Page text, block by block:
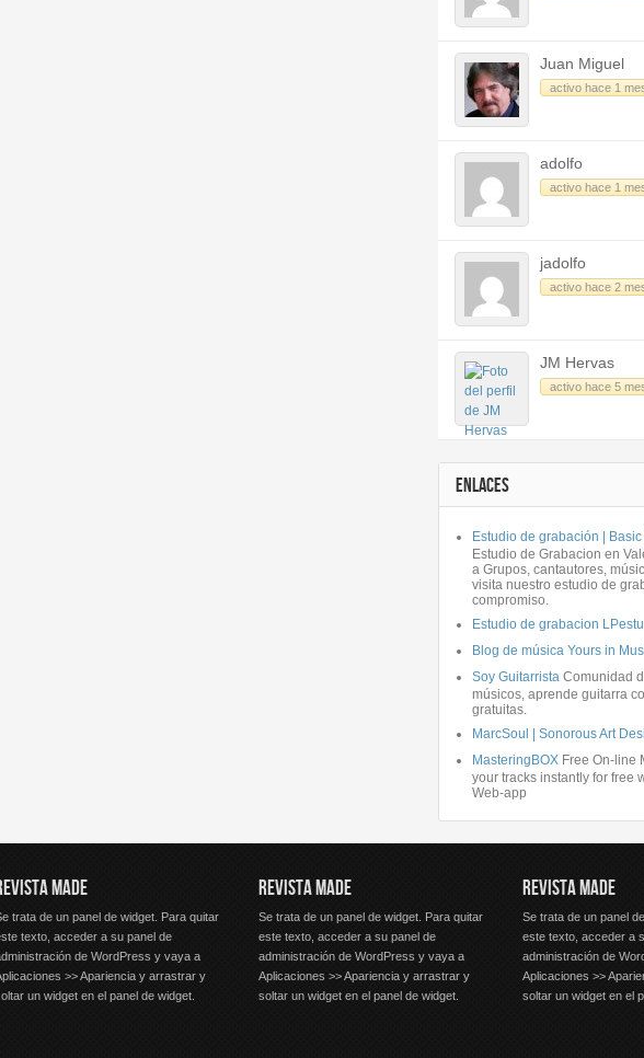
Juan Miguel
activo hace 1
adolfo
activo hace 1
jadolfo
activo hace 2
JM Hervas
activo hace 5
ENLACES
Estudio de grabación |
Estudio de Grabacion en
a Grupos, cantautores,
visita nuestro estudio de
compromiso.
Estudio de grabacion
Blog de música Yours in
Soy Guitarrista Comunidad
músicos, aprende guitarra
gratuitas.
MarcSoul | Sonorous Art
MasteringBOX Free On-line
your tracks instantly for free
Web-app
MADE
trata de un panel de widget. Para quitar
texto, acceder a su panel de
de WordPress y vaya a
>> Apariencia y arrastrar y
un widget en el panel de widget.
REVISTA MADE
Se trata de un panel de widget. Para quitar
este texto, acceder a su panel de
administración de WordPress y vaya a
Aplicaciones >> Apariencia y arrastrar y
soltar un widget en el panel de widget.
REVISTA MADE
Se trata de un panel
este texto, acceder a
administración de
Aplicaciones >>
soltar un widget en el